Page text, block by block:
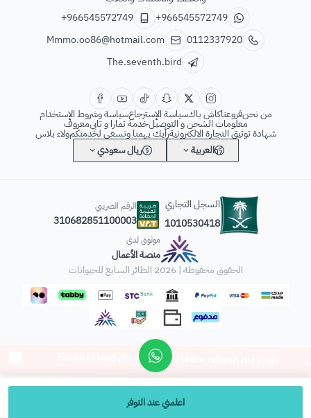
اعلمني عند التوفر
+966545572749
+966545572749
0112337920
Mmmo.oo86@hotmail.com
The.seventh.bird
من نحنفروعناكاش باكسياسة الإسترجاعسياسة وشروط الإستخدام
معلومات الشحن و التوصيلخدمة تمارا و تابيمعروف
شهادة توثيق التجارة الالكترونيةرأيك يهمنا ونسعى لخدمتكمولاء بلاس
العربية
ريال سعودي
السجل التجاري
1010530418
الرقم الضريبي
310682851100003
موثوق لدى
منصة الأعمال
الحقوق محفوظة | 2026
الطائر السابع للحيوانات